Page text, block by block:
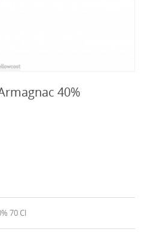
40%
70 Cl